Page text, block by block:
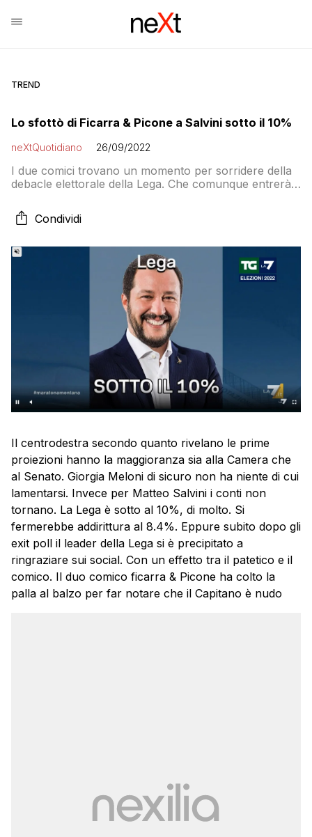
TREND
Lo sfottò di Ficarra & Picone a Salvini sotto il 10%
neXtQuotidiano 26/09/2022
I due comici trovano un momento per sorridere della
debacle elettorale della Lega. Che comunque entrerà
Condividi
Il centrodestra secondo quanto rivelano le prime
proiezioni hanno la maggioranza sia alla Camera che
al Senato. Giorgia Meloni di sicuro non ha niente di cui
lamentarsi. Invece per Matteo Salvini i conti non
tornano. La Lega è sotto al 10%, di molto. Si
fermerebbe addirittura al 8.4%. Eppure subito dopo gli
exit poll il leader della Lega si è precipitato a
ringraziare sui social. Con un effetto tra il patetico e il
comico. Il duo comico ficarra & Picone ha colto la
palla al balzo per far notare che il Capitano è nudo